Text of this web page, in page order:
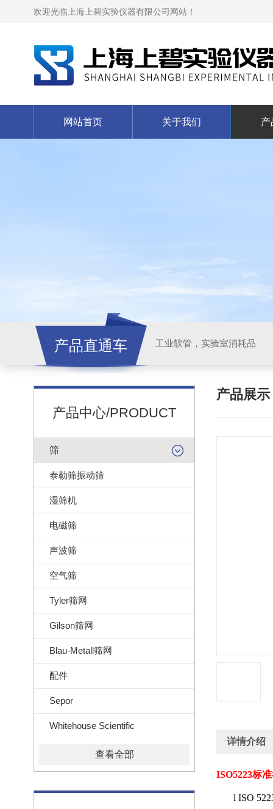
欢迎光临上海上碧实验仪器有限公司网站！
网站首页 关于我们 产
产品直通车 工业软管，实验室消耗品
产品中心/PRODUCT
筛
泰勒筛振动筛
湿筛机
电磁筛
声波筛
空气筛
Tyler筛网
Gilson筛网
Blau-Metall筛网
配件
Sepor
Whitehouse Scientific
查看全部
产品展示
详情介绍
ISO5223标
l ISO